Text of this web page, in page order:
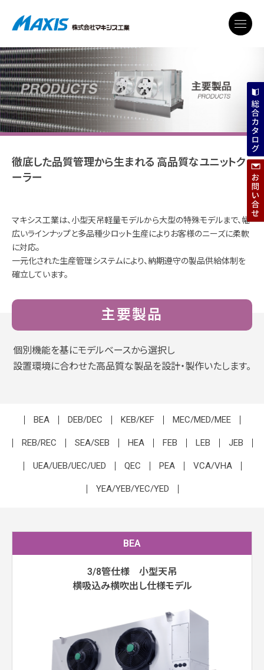
徹底した品質管理から生まれる 高品質なユニットク
ーラー
マキシス工業は、小型天吊軽量モデルから大型の特殊モデルまで、幅
広いラインナップと多品種少ロット生産によりお客様のニーズに柔軟
に対応。
一元化された生産管理システムにより、納期遵守の製品供給体制を
確立しています。
主要製品
個別機能を基にモデルベースから選択し
設置環境に合わせた高品質な製品を設計・製作いたします。
BEA DEB/DEC KEB/KEF MEC/MED/MEE
REB/REC SEA/SEB HEA FEB LEB JEB
UEA/UEB/UEC/UED QEC PEA VCA/VHA
YEA/YEB/YEC/YED
BEA
3/8管仕様 小型天吊
横吸込み横吹出し仕様モデル